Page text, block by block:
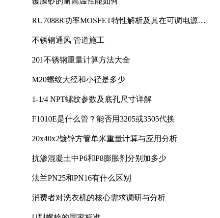
RU7088R功率MOSFET特性解析及其在可调电源设
不锈钢通风 管道施工
201不锈钢重量计算方法大全
M20螺纹大径和小径是多少
1-1/4 NPT螺纹参数及底孔尺寸详解
F1010E是什么管？能否用3205或3505代换
20x40x2镀锌方管单米重量计算与应用分析
抗渗混凝土中P6和P8膨胀剂分别加多少
法兰PN25和PN16有什么区别
消费者对洗衣机的核心需求调研与分析